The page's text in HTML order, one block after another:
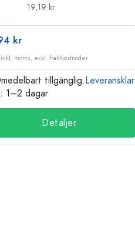
19,19 kr
kr
moms, exkl. fraktkostnader
tillgänglig.Leveransklar
1–2 dagar
Detaljer